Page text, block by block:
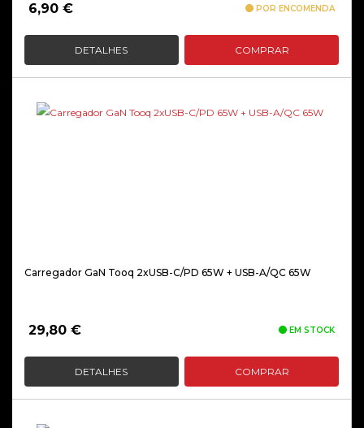
6,90 € POR ENCOMENDA
DETALHES COMPRAR
Carregador GaN Tooq 2xUSB-C/PD 65W + USB-A/QC 65W
29,80 € EM STOCK
DETALHES COMPRAR